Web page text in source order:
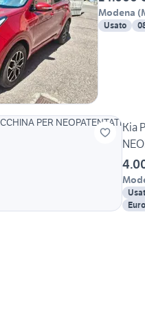
Modena (
Usato
Kia